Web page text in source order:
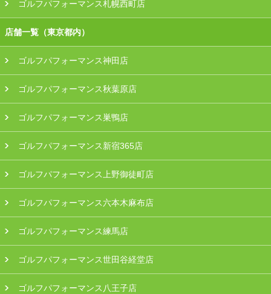
ゴルフパフォーマンス札幌西町店
店舗一覧（東京都内）
ゴルフパフォーマンス神田店
ゴルフパフォーマンス秋葉原店
ゴルフパフォーマンス巣鴨店
ゴルフパフォーマンス新宿365店
ゴルフパフォーマンス上野御徒町店
ゴルフパフォーマンス六本木麻布店
ゴルフパフォーマンス練馬店
ゴルフパフォーマンス世田谷経堂店
ゴルフパフォーマンス八王子店